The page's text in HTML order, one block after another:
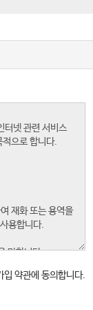
입 약관에 동의합니다.